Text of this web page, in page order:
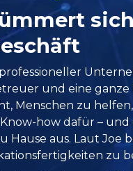
und eine
Menschen zu
how dafür –
Hause aus. Laut Joe
zu